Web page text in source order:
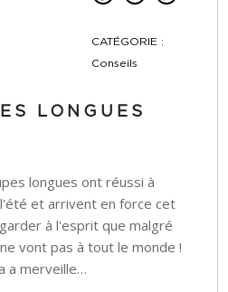
CATÉGORIE :
Conseils
LONGUES
longues ont réussi à
et arrivent en force cet
à l'esprit que malgré
vont pas à tout le monde !
a merveille…